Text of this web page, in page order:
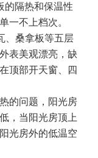
隔热和保温性
一不上档次。
桑拿板等五层
表美观漂亮，缺
顶部开天窗、四
的问题，阳光房
，当阳光房顶上
光房外的低温空